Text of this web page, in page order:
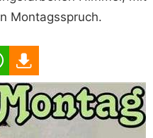
Montagsspruch.